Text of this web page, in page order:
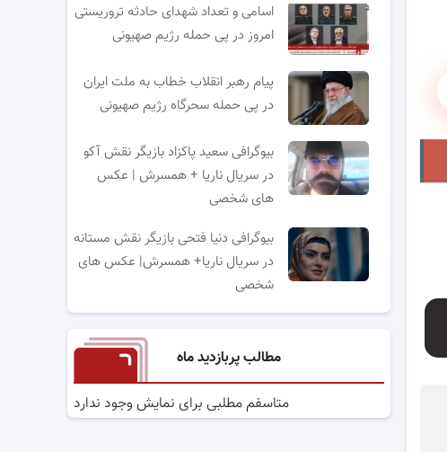
اسامی و تعداد شهدای حادثه تروریستی
امروز در پی حمله رژیم صهیونی
پیام رهبر انقلاب خطاب به ملت ایران
در پی حمله سحرگاه رژیم صهیونی
بیوگرافی سعید پاکزاد بازیگر نقش آکو
در سریال ناریا + همسرش | عکس
های شخصی
بیوگرافی دنیا فتحی بازیگر نقش مستانه
در سریال ناریا+ همسرش| عکس های
شخصی
مطالب پربازدید ماه
متاسفم مطلبی برای نمایش وجود ندارد